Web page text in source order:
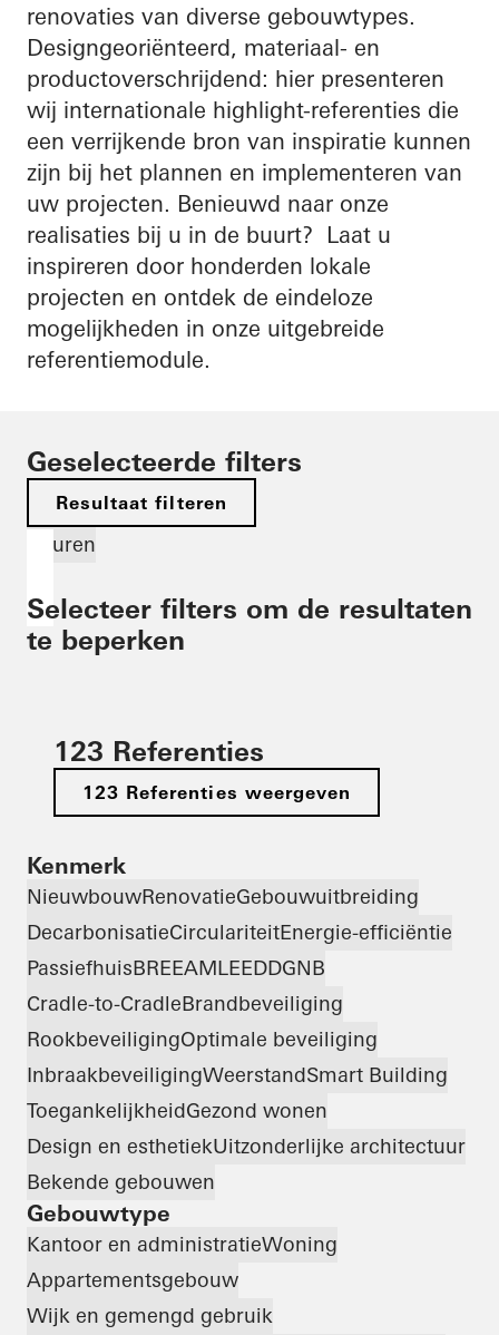
renovaties van diverse gebouwtypes.
Designgeoriënteerd, materiaal- en
productoverschrijdend: hier presenteren
wij internationale highlight-referenties die
een verrijkende bron van inspiratie kunnen
zijn bij het plannen en implementeren van
uw projecten. Benieuwd naar onze
realisaties bij u in de buurt? Laat u
inspireren door honderden lokale
projecten en ontdek de eindeloze
mogelijkheden in onze uitgebreide
referentiemodule.
Geselecteerde filters
Resultaat filteren
Deuren
Selecteer filters om de resultaten
te beperken
123 Referenties
123 Referenties weergeven
Kenmerk
NieuwbouwRenovatieGebouwuitbreiding
DecarbonisatieCirculariteitEnergie-efficiëntie
PassiefhuisBREEAMLEEDDGNB
Cradle-to-CradleBrandbeveiliging
RookbeveiligingOptimale beveiliging
InbraakbeveiligingWeerstandSmart Building
ToegankelijkheidGezond wonen
Design en esthetiekUitzonderlijke architectuur
Bekende gebouwen
Gebouwtype
Kantoor en administratieWoning
Appartementsgebouw
Wijk en gemengd gebruik